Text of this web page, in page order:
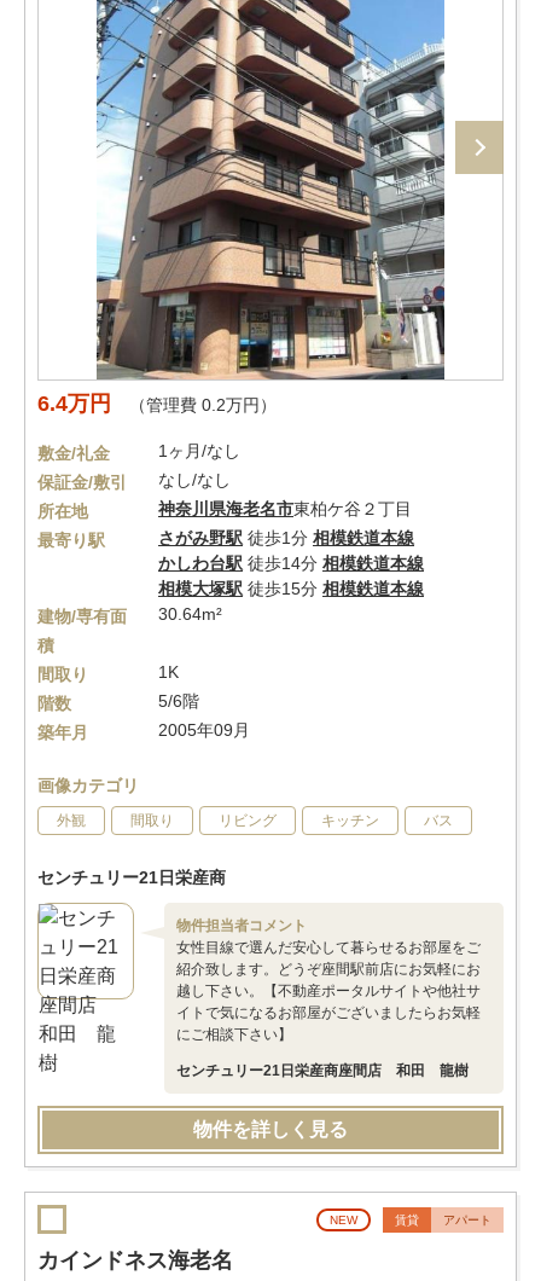
6.4万円 （管理費 0.2万円）
敷金/礼金
1ヶ月/なし
保証金/敷引
なし/なし
所在地
神奈川県海老名市東柏ケ谷２丁目
最寄り駅
さがみ野駅 徒歩1分 相模鉄道本線
かしわ台駅 徒歩14分 相模鉄道本線
相模大塚駅 徒歩15分 相模鉄道本線
建物/専有面
積
30.64m²
間取り
1K
階数
5/6階
築年月
2005年09月
画像カテゴリ
外観 間取り リビング キッチン バス
センチュリー21日栄産商
物件担当者コメント
女性目線で選んだ安心して暮らせるお部屋をご
紹介致します。どうぞ座間駅前店にお気軽にお
越し下さい。【不動産ポータルサイトや他社サ
イトで気になるお部屋がございましたらお気軽
にご相談下さい】
センチュリー21日栄産商座間店 和田 龍樹
物件を詳しく見る
NEW 賃貸 アパート
カインドネス海老名